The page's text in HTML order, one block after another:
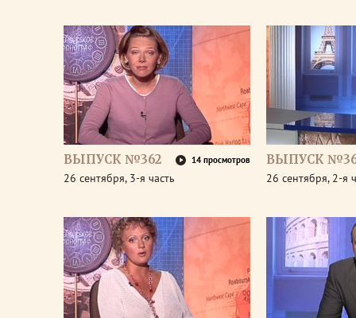
ВЫПУСК №362 14 просмотров
26 сентября, 3-я часть
ВЫПУСК
26 сентября, 2-я